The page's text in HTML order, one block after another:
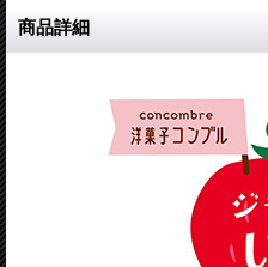
商品詳細